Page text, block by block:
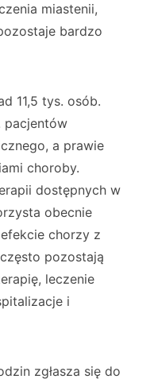
miastenii,
bardzo
11,5 tys. osób.
pacjentów
a prawie
choroby.
dostępnych w
obecnie
chorzy z
pozostają
leczenie
i
zgłasza się do